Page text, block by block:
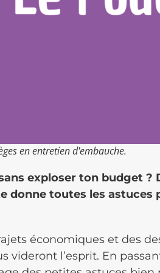
en entretien d'embauche.
exploser ton budget
donne toutes les
économiques et des
videront l’esprit. En